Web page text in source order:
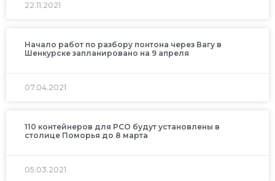
22.11.2021
Начало работ по разбору понтона через Вагу в
Шенкурске запланировано на 9 апреля
07.04.2021
110 контейнеров для РСО будут установлены в
столице Поморья до 8 марта
05.03.2021